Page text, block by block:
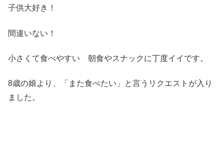
子供大好き！
間違いない！
小さくて食べやすい 朝食やスナックに丁度イイです。
8歳の娘より、「また食べたい」と言うリクエストが入り
ました。